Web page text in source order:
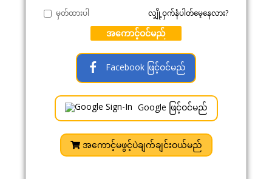
မှတ်ထားပါ လျှို့ဝှက်နံပါတ်မေ့နေလား?
အကောင့်ဝင်မည်
Facebook ဖြင့်ဝင်မည်
Google ဖြင့်ဝင်မည်
အကောင့်မဖွင့်ပဲချက်ချင်းဝယ်မည်